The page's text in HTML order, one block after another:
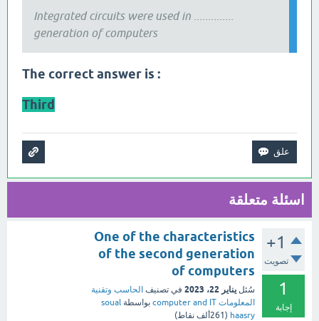
Integrated circuits were used in ..............
generation of computers
: The correct answer is
Third
اسئلة متعلقة
+1
تصويت
1
إجابة
One of the characteristics
of the second generation
of computers
سُئل يناير 22، 2023 في تصنيف الحاسب وتقنية
المعلومات computer and IT
بواسطة soual
haasry
( 261ألف نقاط)